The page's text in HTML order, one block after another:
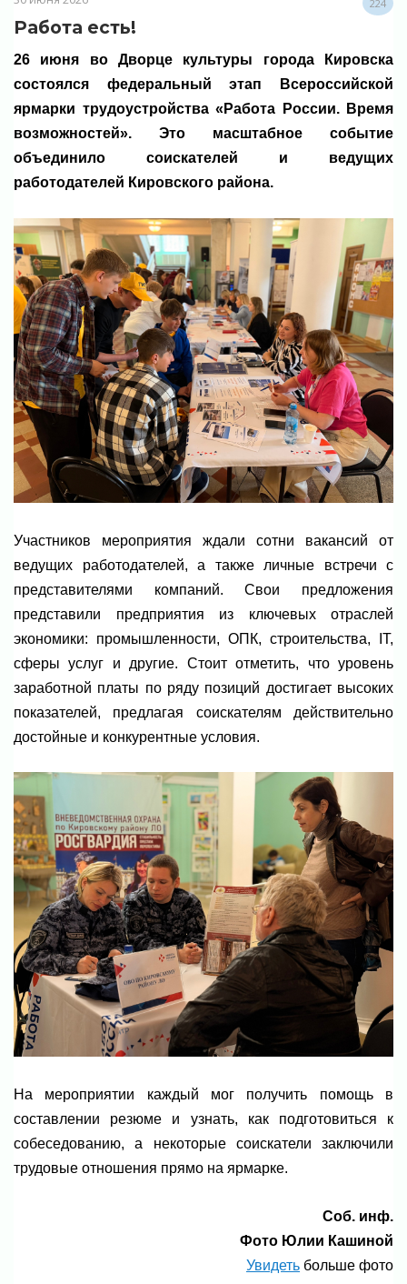
224
Работа есть!
26 июня во Дворце культуры города Кировска
состоялся федеральный этап Всероссийской
ярмарки трудоустройства «Работа России. Время
возможностей». Это масштабное событие
объединило соискателей и ведущих
работодателей Кировского района.
Участников мероприятия ждали сотни вакансий от
ведущих работодателей, а также личные встречи с
представителями компаний. Свои предложения
представили предприятия из ключевых отраслей
экономики: промышленности, ОПК, строительства, IT,
сферы услуг и другие. Стоит отметить, что уровень
заработной платы по ряду позиций достигает высоких
показателей, предлагая соискателям действительно
достойные и конкурентные условия.
На мероприятии каждый мог получить помощь в
составлении резюме и узнать, как подготовиться к
собеседованию, а некоторые соискатели заключили
трудовые отношения прямо на ярмарке.
Соб. инф.
Фото Юлии Кашиной
Увидеть больше фото